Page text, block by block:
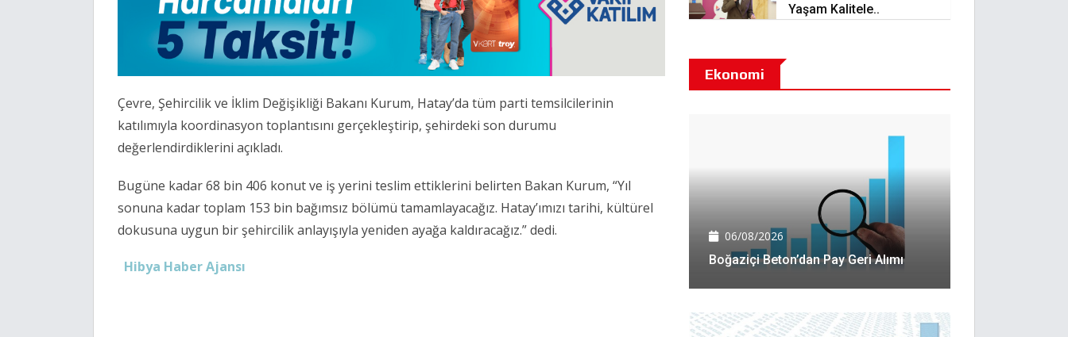
Çevre, Şehircilik ve İklim Değişikliği Bakanı Kurum, Hatay’da tüm parti temsilcilerinin
katılımıyla koordinasyon toplantısını gerçekleştirip, şehirdeki son durumu
değerlendirdiklerini açıkladı.
Bugüne kadar 68 bin 406 konut ve iş yerini teslim ettiklerini belirten Bakan Kurum, “Yıl
sonuna kadar toplam 153 bin bağımsız bölümü tamamlayacağız. Hatay’ımızı tarihi, kültürel
dokusuna uygun bir şehircilik anlayışıyla yeniden ayağa kaldıracağız.” dedi.
Hibya Haber Ajansı
Yaşam Kalitele..
Ekonomi
06/08/2026
Boğaziçi Beton’dan Pay Geri Alımı